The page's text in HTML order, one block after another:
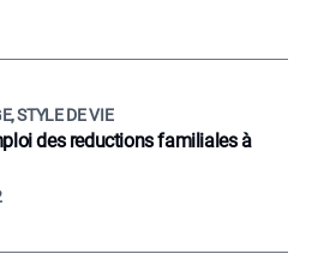
STYLE DE VIE
des reductions familiales à